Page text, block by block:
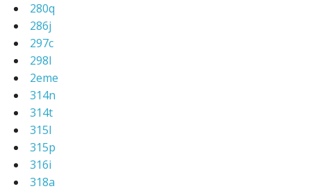
280q
286j
297c
298l
2eme
314n
314t
315l
315p
316i
318a